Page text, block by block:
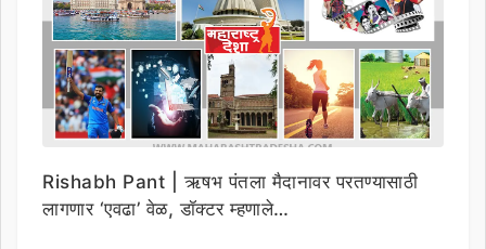
Rishabh Pant | ऋषभ पंतला मैदानावर परतण्यासाठी
लागणार ‘एवढा’ वेळ, डॉक्टर म्हणाले…